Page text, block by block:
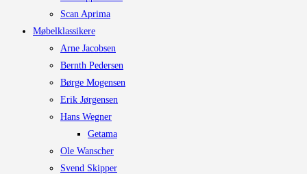
Scan Aprima
Møbelklassikere
Arne Jacobsen
Bernth Pedersen
Børge Mogensen
Erik Jørgensen
Hans Wegner
Getama
Ole Wanscher
Svend Skipper